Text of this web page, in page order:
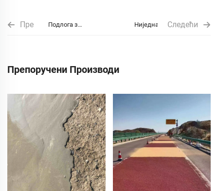
Пре
Подлога за
специјални
Следећи
Ниједна
Препоручени Производи